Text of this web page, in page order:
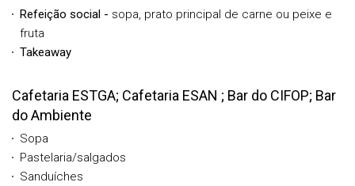
Refeição social - sopa, prato principal de carne ou peixe e
fruta
Takeaway
Cafetaria ESTGA; Cafetaria ESAN ; Bar do CIFOP; Bar
do Ambiente
Sopa
Pastelaria/salgados
Sanduíches